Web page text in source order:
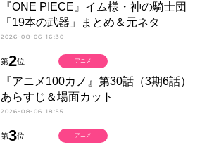
『ONE PIECE』イム様・神の騎士団
「19本の武器」まとめ＆元ネタ
2026-08-06 16:30
第2位
『アニメ100カノ』第30話（3期6話）
あらすじ＆場面カット
2026-08-06 18:55
アニメ
第3位 アニメ